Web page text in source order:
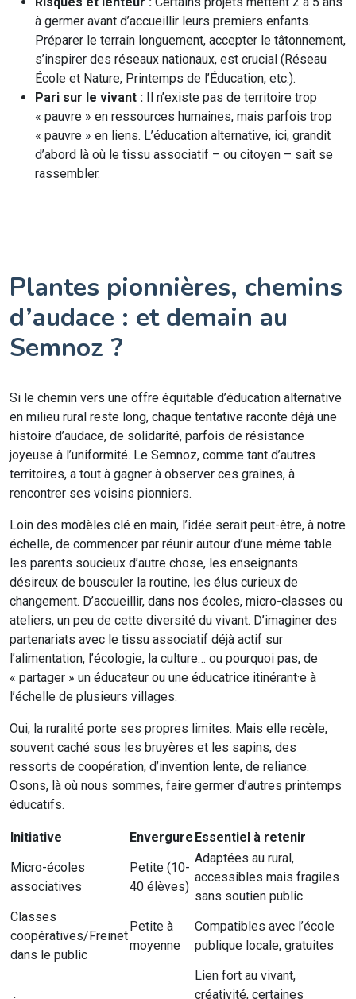
à germer avant d’accueillir leurs premiers enfants.
Préparer le terrain longuement, accepter le tâtonnement,
s’inspirer des réseaux nationaux, est crucial (Réseau
École et Nature, Printemps de l’Éducation, etc.).
Pari sur le vivant : Il n’existe pas de territoire trop
« pauvre » en ressources humaines, mais parfois trop
« pauvre » en liens. L’éducation alternative, ici, grandit
d’abord là où le tissu associatif – ou citoyen – sait se
rassembler.
Plantes pionnières, chemins
d’audace : et demain au
Semnoz ?
Si le chemin vers une offre équitable d’éducation alternative
en milieu rural reste long, chaque tentative raconte déjà une
histoire d’audace, de solidarité, parfois de résistance
joyeuse à l’uniformité. Le Semnoz, comme tant d’autres
territoires, a tout à gagner à observer ces graines, à
rencontrer ses voisins pionniers.
Loin des modèles clé en main, l’idée serait peut-être, à notre
échelle, de commencer par réunir autour d’une même table
les parents soucieux d’autre chose, les enseignants
désireux de bousculer la routine, les élus curieux de
changement. D’accueillir, dans nos écoles, micro-classes ou
ateliers, un peu de cette diversité du vivant. D’imaginer des
partenariats avec le tissu associatif déjà actif sur
l’alimentation, l’écologie, la culture… ou pourquoi pas, de
« partager » un éducateur ou une éducatrice itinérant·e à
l’échelle de plusieurs villages.
Oui, la ruralité porte ses propres limites. Mais elle recèle,
souvent caché sous les bruyères et les sapins, des
ressorts de coopération, d’invention lente, de reliance.
Osons, là où nous sommes, faire germer d’autres printemps
éducatifs.
Initiative Envergure Essentiel à retenir
Micro-écoles
associatives
Petite (10-
40 élèves)
Adaptées au rural,
accessibles mais fragiles
sans soutien public
Classes
coopératives/Freinet
dans le public
Petite à
moyenne
Compatibles avec l’école
publique locale, gratuites
Lien fort au vivant,
créativité, certaines